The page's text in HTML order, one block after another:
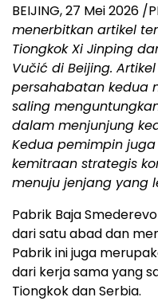
BEIJING, 27 Mei 2026
menerbitkan artikel
Tiongkok Xi Jinping
Vučić di Beijing.
persahabatan kedua
saling
dalam menjunjung
Kedua pemimpin
kemitraan strategis
menuju jenjang yang
Pabrik Baja
dari satu abad dan
Pabrik ini juga
dari kerja sama yang
Tiongkok dan Serbia.